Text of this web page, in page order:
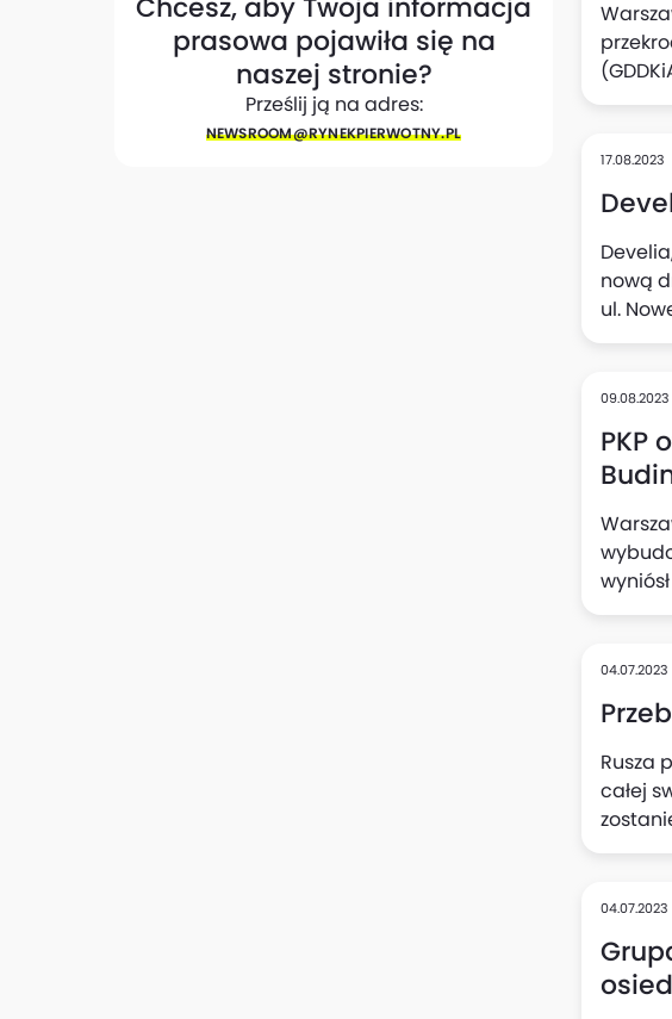
prasowa pojawiła się na
naszej stronie?
Prześlij ją na adres:
NEWSROOM@​RYNEKPIERWOTNY.PL
17.08.2023
nową
ul.
09.08.2023
PKP
04.07.2023
Rusza
całej
zieleń.
04.07.2023